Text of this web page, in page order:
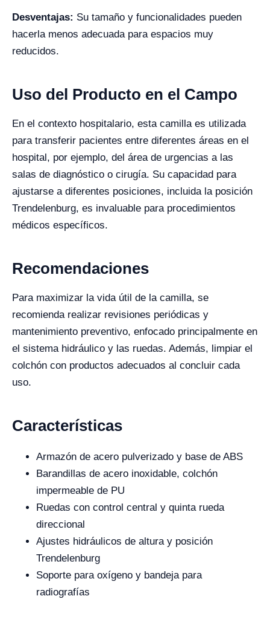
Desventajas: Su tamaño y funcionalidades pueden
hacerla menos adecuada para espacios muy
reducidos.
Uso del Producto en el Campo
En el contexto hospitalario, esta camilla es utilizada
para transferir pacientes entre diferentes áreas en el
hospital, por ejemplo, del área de urgencias a las
salas de diagnóstico o cirugía. Su capacidad para
ajustarse a diferentes posiciones, incluida la posición
Trendelenburg, es invaluable para procedimientos
médicos específicos.
Recomendaciones
Para maximizar la vida útil de la camilla, se
recomienda realizar revisiones periódicas y
mantenimiento preventivo, enfocado principalmente en
el sistema hidráulico y las ruedas. Además, limpiar el
colchón con productos adecuados al concluir cada
uso.
Características
Armazón de acero pulverizado y base de ABS
Barandillas de acero inoxidable, colchón
impermeable de PU
Ruedas con control central y quinta rueda
direccional
Ajustes hidráulicos de altura y posición
Trendelenburg
Soporte para oxígeno y bandeja para
radiografías